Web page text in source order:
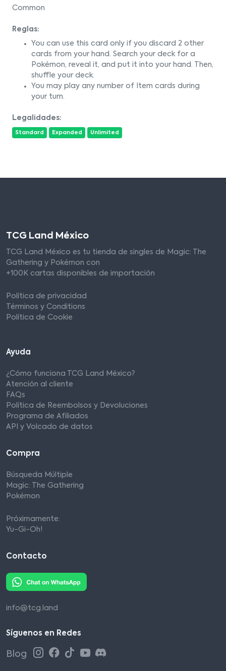
Common
Reglas:
You can use this card only if you discard 2 other
cards from your hand. Search your deck for a
Pokémon, reveal it, and put it into your hand. Then,
shuffle your deck.
You may play any number of Item cards during
your turn.
Legalidades:
Standard Expanded Unlimited
TCG Land México
TCG Land México es tu tienda de singles de Magic: The
Gathering y Pokémon con
+100K cartas disponibles de importación
Política de privacidad
Términos y Conditions
Política de Cookie
Ayuda
¿Cómo funciona TCG Land México?
Atención al cliente
FAQs
Política de Reembolsos y Devoluciones
Programa de Afiliados
API y Volcado de datos
Compra
Búsqueda Múltiple
Magic: The Gathering
Pokémon
Próximamente:
Yu-Gi-Oh!
Contacto
info@tcg.land
Síguenos en Redes
Blog